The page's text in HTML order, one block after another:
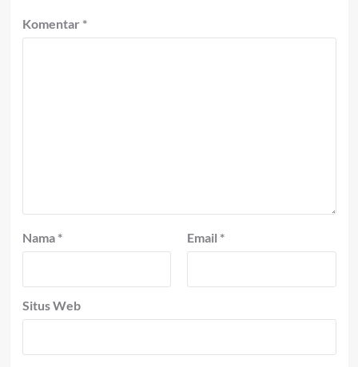
Komentar *
Nama * Email *
Situs Web